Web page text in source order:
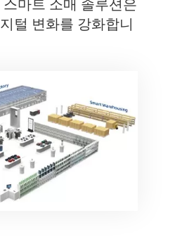
마트 소매 솔루션은
털 변화를 강화합니